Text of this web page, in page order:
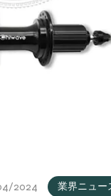
2024 業界ニュー